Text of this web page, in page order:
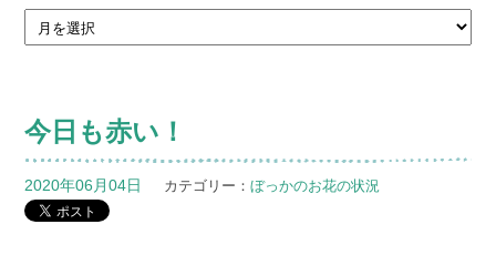
今日も赤い！
2020年06月04日 カテゴリー：ぼっかのお花の状況